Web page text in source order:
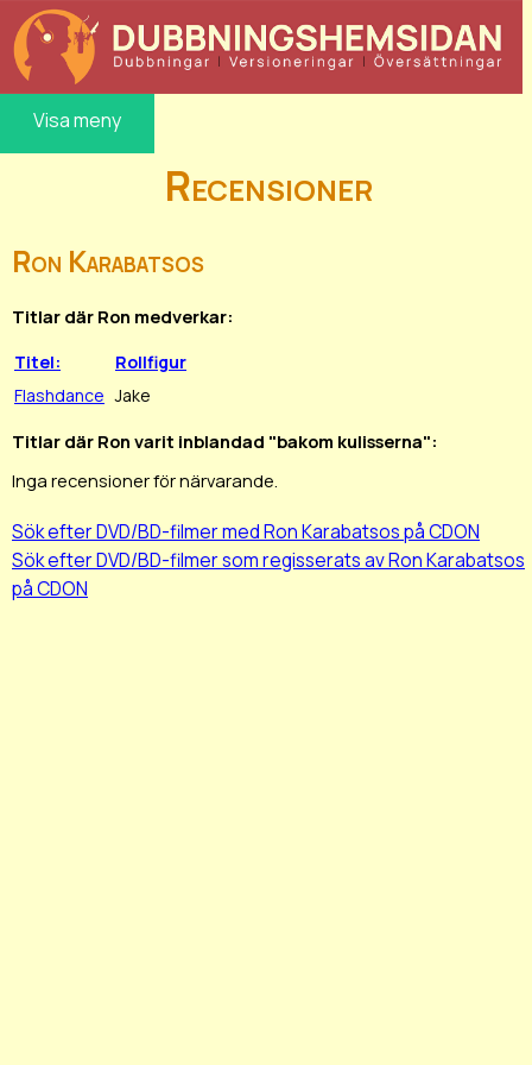
Visa meny
Recensioner
Ron Karabatsos
Titlar där Ron medverkar:
Titel:
Rollfigur
Flashdance Jake
Titlar där Ron varit inblandad "bakom kulisserna":
Inga recensioner för närvarande.
Sök efter DVD/BD-filmer med Ron Karabatsos på CDON
Sök efter DVD/BD-filmer som regisserats av Ron Karabatsos
på CDON